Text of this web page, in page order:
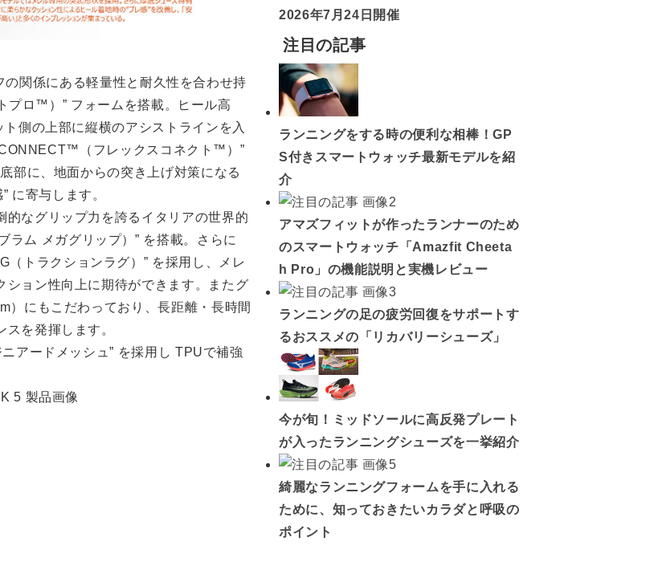
関係にある軽量性と耐久性を合わせ持
プロ™）” フォームを搭載。ヒール高
側の上部に縦横のアシストラインを入
（フレックスコネクト™）”
部に、地面からの突き上げ対策になる
に寄与します。
なグリップ力を誇るイタリアの世界的
ラム メガグリップ）” を搭載。さらに
トラクションラグ）” を採用し、メレ
ション性向上に期待ができます。またグ
）にもこだわっており、長距離・長時間
を発揮します。
アードメッシュ” を採用し TPUで補強
2026年7月24日開催
注目の記事
ランニングをする時の便利な相棒！GP
S付きスマートウォッチ最新モデルを紹
介
アマズフィットが作ったランナーのため
のスマートウォッチ「Amazfit Cheeta
h Pro」の機能説明と実機レビュー
ランニングの足の疲労回復をサポートす
るおススメの「リカバリーシューズ」
今が旬！ミッドソールに高反発プレート
が入ったランニングシューズを一挙紹介
綺麗なランニングフォームを手に入れる
ために、知っておきたいカラダと呼吸の
ポイント